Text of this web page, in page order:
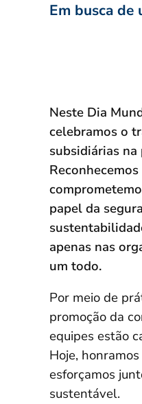
Em busca de
Neste Dia
celebramos o
subsidiárias
papel da
apenas nas
um todo.
Por meio de
promoção da
equipes estão
Hoje,
esforçamos
sustentável.